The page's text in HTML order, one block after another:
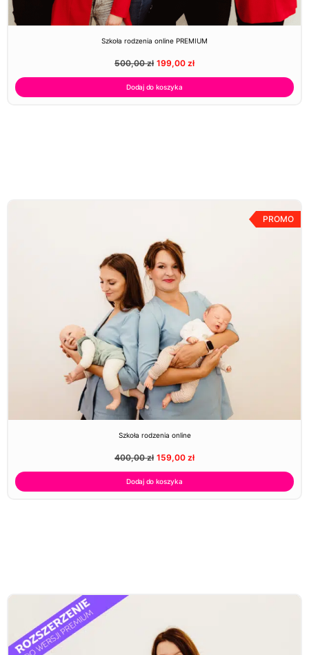
Szkoła rodzenia online PREMIUM
500,00zł 199,00 zł
Dodaj do koszyka
PROMO
Szkoła rodzenia online
400,00zł 159,00 zł
Dodaj do koszyka